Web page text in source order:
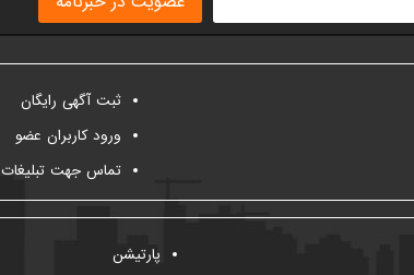
ثبت آگهی رایگان
ورود کاربران عضو
تماس جهت تبلیغات
پارتیشن